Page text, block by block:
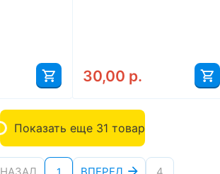
30,00 р.
Показать еще 31 товар
НАЗАД 1 ВПЕРЕД 4